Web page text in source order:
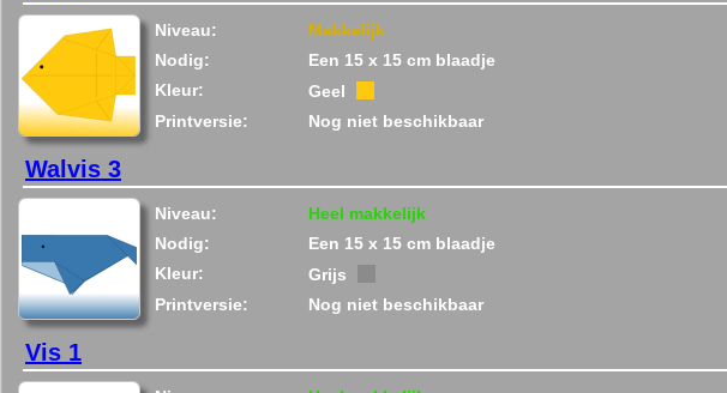
Niveau:
Makkelijk
Nodig:
Een 15 x 15 cm blaadje
Kleur:
Geel
Printversie:
Nog niet beschikbaar
Walvis 3
Niveau:
Heel makkelijk
Nodig:
Een 15 x 15 cm blaadje
Kleur:
Grijs
Printversie:
Nog niet beschikbaar
Vis 1